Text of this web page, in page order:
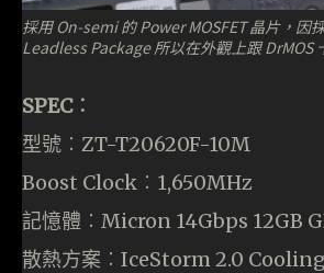
採用 On-semi 的 Power MOSFET 晶片，因
Leadless Package 所以在外觀上跟 DrMOS
SPEC︰
型號︰ZT-T20620F-10M
Boost Clock︰1,650MHz
記憶體︰Micron 14Gbps 12GB
散熱方案︰IceStorm 2.0